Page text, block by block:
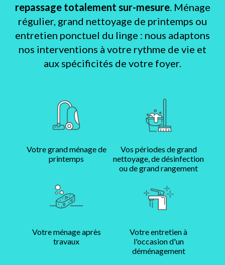
repassage totalement sur-mesure. Ménage
régulier, grand nettoyage de printemps ou
entretien ponctuel du linge : nous adaptons
nos interventions à votre rythme de vie et
aux spécificités de votre foyer.
Votre grand ménage de
printemps
Vos périodes de grand
nettoyage, de désinfection
ou de grand rangement
Votre ménage après
travaux
Votre entretien à
l'occasion d'un
déménagement